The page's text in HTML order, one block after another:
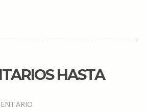
Email
HASTA